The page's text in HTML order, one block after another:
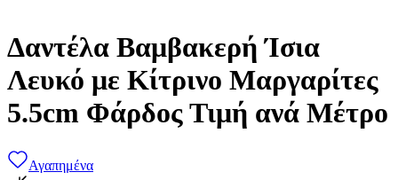
Δαντέλα Βαμβακερή Ίσια
Λευκό με Κίτρινο Μαργαρίτες
5.5cm Φάρδος Τιμή ανά Μέτρο
Αγαπημένα